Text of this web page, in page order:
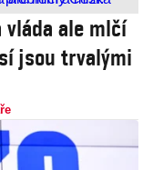
vláda ale mlčí
jsou trvalými